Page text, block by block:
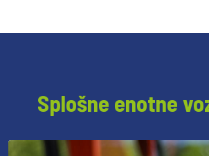
Splošne enotne